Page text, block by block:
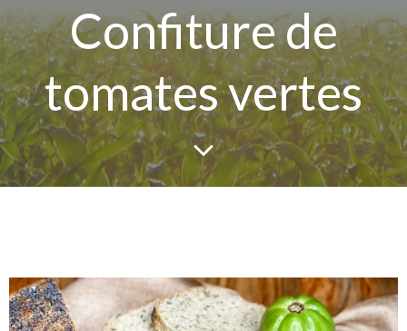
Confiture de
tomates vertes